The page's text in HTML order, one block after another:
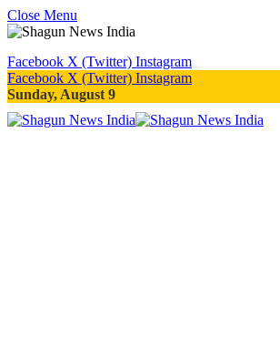
Close Menu
Facebook X (Twitter) Instagram
Facebook X (Twitter) Instagram
Sunday, August 9